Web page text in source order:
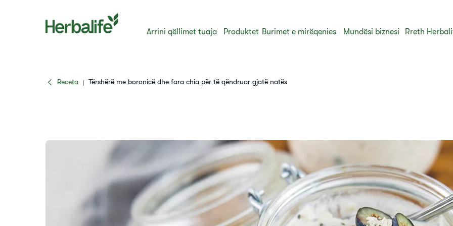
Arrini qëllimet tuaja Produktet Burimet e mirëqenies Mundësi biznesi Rreth
Receta | ​Tërshërë me boronicë dhe fara chia për të qëndruar gjatë natës